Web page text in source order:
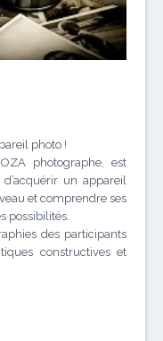
photo !
photographe, est
un appareil
et comprendre ses
possibilités.
des participants
constructives et